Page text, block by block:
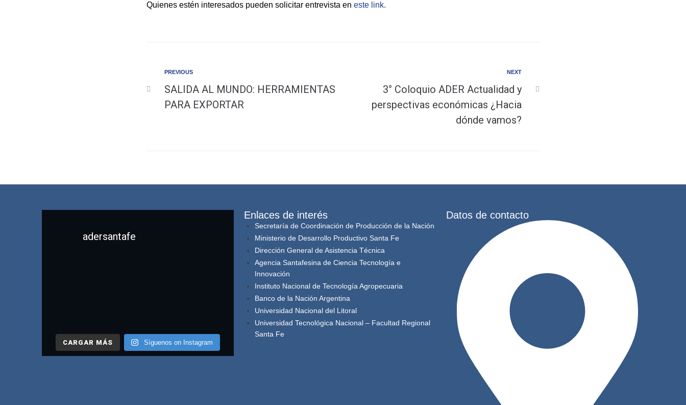
Quienes estén interesados pueden solicitar entrevista en este link.
PREVIOUS
SALIDA AL MUNDO: HERRAMIENTAS
PARA EXPORTAR
NEXT
3° Coloquio ADER Actualidad y
perspectivas económicas ¿Hacia
dónde vamos?
adersantafe
CARGAR MÁS Síguenos on Instagram
Enlaces de interés
Secretaría de Coordinación de Producción de la Nación
Ministerio de Desarrollo Productivo Santa Fe
Dirección General de Asistencia Técnica
Agencia Santafesina de Ciencia Tecnología e
Innovación
Instituto Nacional de Tecnología Agropecuaria
Banco de la Nación Argentina
Universidad Nacional del Litoral
Universidad Tecnológica Nacional – Facultad Regional
Santa Fe
Datos de contacto